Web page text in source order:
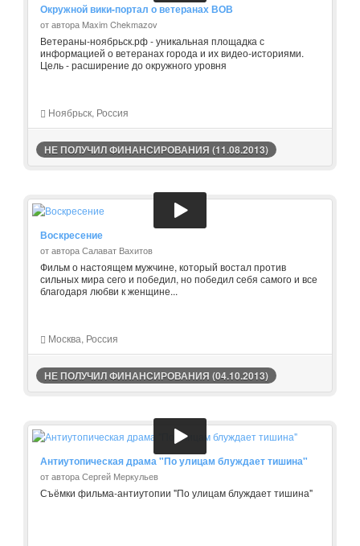
Окружной вики-портал о ветеранах ВОВ
от автора Maxim Chekmazov
Ветераны-ноябрьск.рф - уникальная площадка с
информацией о ветеранах города и их видео-историями.
Цель - расширение до окружного уровня
Ноябрьск, Россия
НЕ ПОЛУЧИЛ ФИНАНСИРОВАНИЯ (11.08.2013)
Воскресение
от автора Салават Вахитов
Фильм о настоящем мужчине, который востал против
сильных мира сего и победил, но победил себя самого и все
благодаря любви к женщине...
Москва, Россия
НЕ ПОЛУЧИЛ ФИНАНСИРОВАНИЯ (04.10.2013)
Антиутопическая драма "По улицам блуждает тишина"
от автора Сергей Меркульев
Съёмки фильма-антиутопии "По улицам блуждает тишина"